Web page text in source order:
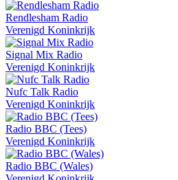
Rendlesham Radio
Verenigd Koninkrijk
Signal Mix Radio
Verenigd Koninkrijk
Nufc Talk Radio
Verenigd Koninkrijk
Radio BBC (Tees)
Verenigd Koninkrijk
Radio BBC (Wales)